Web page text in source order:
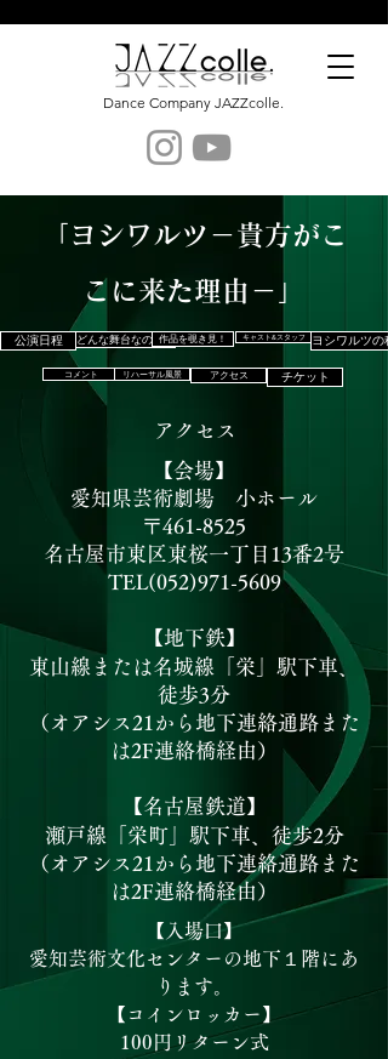
Dance Company JAZZcolle.
「ヨシワルツ－貴方がこ
こに来た理由－」
公演日程 どんな舞台なの？！作品を覗き見！ キャスト&スタッフ ヨシワルツの
コメント リハーサル風景 アクセス チケット
アクセス
【会場​】
​愛知県芸術劇場 小ホール​
〒461-8525
名古屋市東区東桜一丁目13番2号
TEL(052)971-5609
【地下鉄】
東山線または名城線「栄」駅下車、
徒歩3分
（オアシス21から地下連絡通路また
は2F連絡橋経由）
【名古屋鉄道】
瀬戸線「栄町」駅下車、徒歩2分
（オアシス21から地下連絡通路また
は2F連絡橋経由）
【入場口】
愛知芸術文化センターの地下１階にあ
ります。
【コインロッカー】
100円リターン式